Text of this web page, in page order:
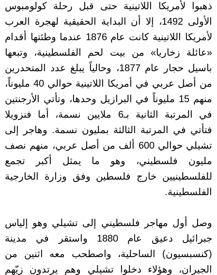
ذهبوا لأمريكا اللاتينية حتى قبل رحلة كولومبوس
الأولى 1492، إلا أن البداية الحقيقية لهجرة العرب
لأمريكا اللاتينية كانت عام 1876 عندما وطئتها أقدام
«عائلة زخاريا» من بيت لحم الفلسطينية، وتبعها
باسيل حجار عام 1877، وحالياً يبلغ عدد المتحدرين
من أصل عربي في أمريكا اللاتينية حوالي 40 مليوناً،
منهم 15 مليوناً في البرازيل وحدها، وتأتي الأرجنتين
في المرتبة الثانية بـ6 ملايين نسمة، أما فنزويلا
فتأتي في المرتبة الثالثة بمليون نسمة. وهاجر إلى
تشيلي حوالي 600 ألف من أصل عربي، منهم نصف
مليون فلسطيني، وهو ما يمثل أكبر تجمع
للفلسطينيين خارج فلسطين وفق وزارة الخارجية
الفلسطينية.
وصل أول مهاجر فلسطيني إلى تشيلي وهو إلياس
جبرائيل دعيق عام 1880 واستقر في مدينة
(كنسبسيون) الساحلية، واصطحب معه اثنين من
الجيران، وهؤلاء دخلوا تشيلي وهم يرتدون زيّهم